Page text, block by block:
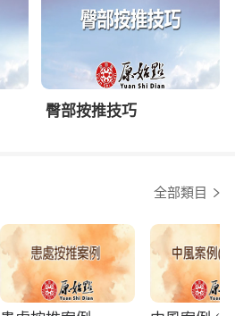
臀部按推技巧
全部類目